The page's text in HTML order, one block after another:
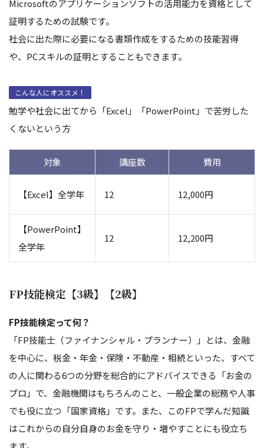
Microsoftのアプリケーションソフトの活用能力を資格として
証明するための試験です。
社会に出た際に必要になる書類作成をするための技能習得
や、PCスキルの証明とすることもできます。
こんな人にオススメ！
勉学や社会に出てから「Excel」「PowerPoint」で苦労した
くないという方
対象 講座数 費用
【Excel】全学年 12 12,000円
【PowerPoint】
全学年
12 12,200円
FP技能検定【3級】【2級】
FP技能検定って何？
「FP技能士（ファイナンシャル・プランナー）」とは、金融
を中心に、税金・年金・保険・不動産・相続といった、すべて
の人に関わる6つの分野を総合的にアドバイスできる「お金の
プロ」で、金融機関はもちろんのこと、一般企業の総務や人事
でも役に立つ「国家資格」です。また、このFPで学んだ知識
はこれからの自分自身のお金を守り・増やすことにも役立ち